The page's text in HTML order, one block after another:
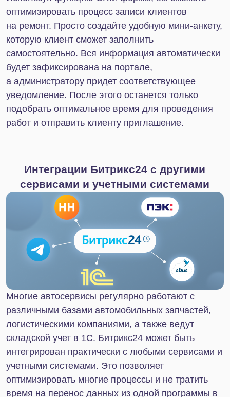
+7
Нажимая на кнопку, я даю согласие на обработку
персональных данных в соответствии с
Политикой конфиденциальности
Начать сотрудничество
Упростите ведение
бизнеса для себя и своих
сотрудников
Отправьте заявку, мы свяжемся
с вами в ближайшее время и